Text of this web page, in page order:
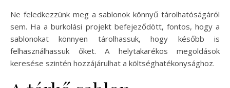
Ne feledkezzünk meg a sablonok könnyű tárolhatóságáról
sem. Ha a burkolási projekt befejeződött, fontos, hogy a
sablonokat könnyen tárolhassuk, hogy később is
felhasználhassuk őket. A helytakarékos megoldások
keresése szintén hozzájárulhat a költséghatékonysághoz.